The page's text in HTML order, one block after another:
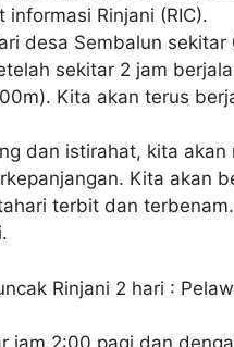
Rinjani (RIC).
desa Sembalun
sekitar 2 jam
Kita akan terus
dan istirahat, kita
Kita akan
terbit dan
Rinjani 2 hari :
jam 2:00 pagi dan